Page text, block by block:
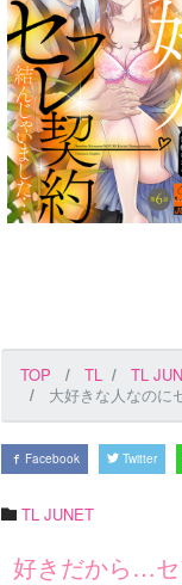
TOP TL
TL
大好きな人なのに
Facebook Twitter
TL JUNET
好きだから…